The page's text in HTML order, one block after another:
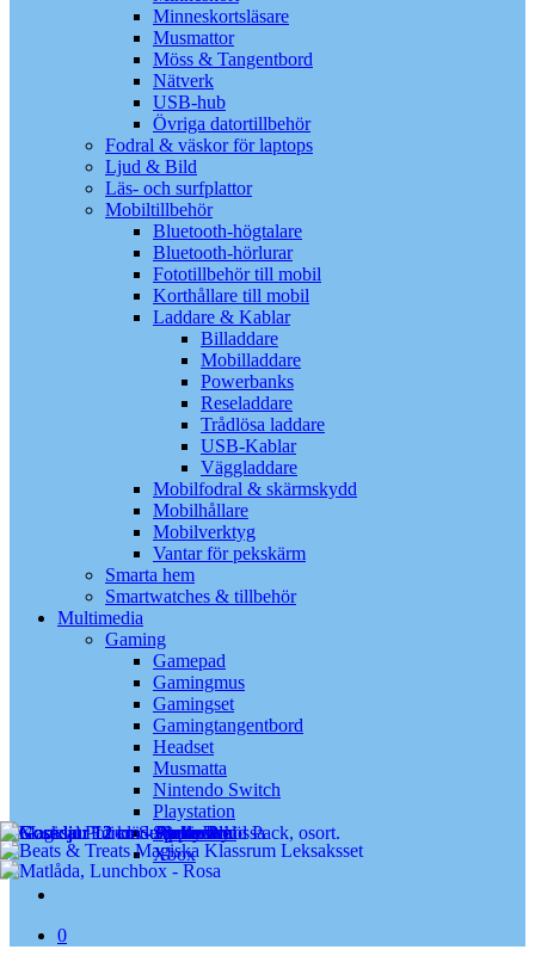
Minneskortsläsare
Musmattor
Möss & Tangentbord
Nätverk
USB-hub
Övriga datortillbehör
Fodral & väskor för laptops
Ljud & Bild
Läs- och surfplattor
Mobiltillbehör
Bluetooth-högtalare
Bluetooth-hörlurar
Fototillbehör till mobil
Korthållare till mobil
Laddare & Kablar
Billaddare
Mobilladdare
Powerbanks
Reseladdare
Trådlösa laddare
USB-Kablar
Väggladdare
Mobilfodral & skärmskydd
Mobilhållare
Mobilverktyg
Vantar för pekskärm
Smarta hem
Smartwatches & tillbehör
Multimedia
Gaming
Gamepad
Gamingmus
Gamingset
Gamingtangentbord
Headset
Musmatta
Nintendo Switch
Playstation
Spelkonsol
Xbox
0